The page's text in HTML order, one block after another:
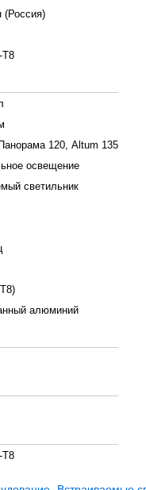
(Россия)
T8
120, Altum 135
освещение
светильник
алюминий
T8